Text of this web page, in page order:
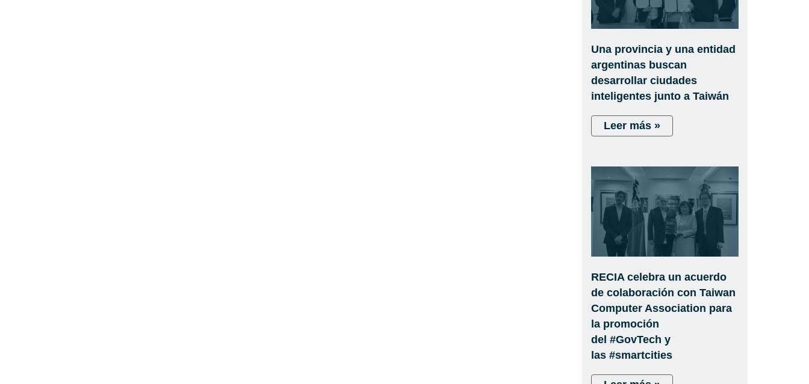
Una provincia y una entidad
argentinas buscan
desarrollar ciudades
inteligentes junto a Taiwán
Leer más »
RECIA celebra un acuerdo
de colaboración con Taiwan
Computer Association para
la promoción
del #GovTech y
las #smartcities